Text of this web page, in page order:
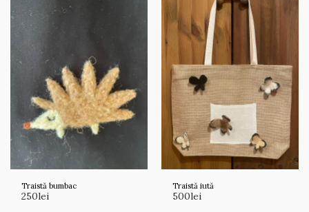
Traistă bumbac
250lei
Traistă iută
500lei